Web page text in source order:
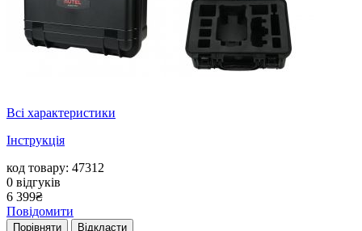
Всі характеристики
Інструкція
код товару: 47312
0 відгуків
6 399₴
Повідомити
Порівняти Відкласти